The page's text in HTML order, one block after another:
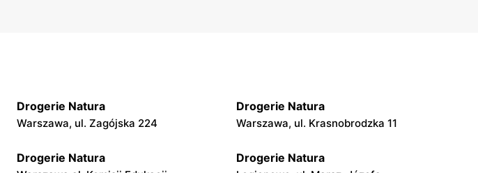
Drogerie Natura
Warszawa, ul. Zagójska 224
Drogerie Natura
Warszawa, ul. Krasnobrodzka 11
Drogerie Natura Drogerie Natura